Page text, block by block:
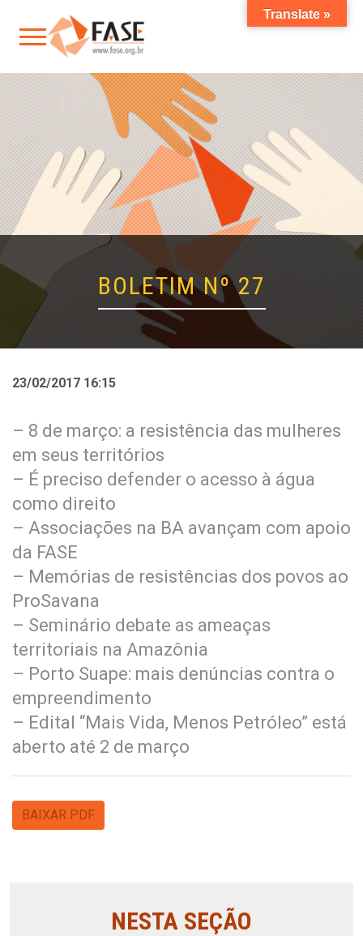
BOLETIM Nº 27
23/02/2017 16:15
– 8 de março: a resistência das mulheres
em seus territórios
– É preciso defender o acesso à água
como direito
– Associações na BA avançam com apoio
da FASE
– Memórias de resistências dos povos ao
ProSavana
– Seminário debate as ameaças
territoriais na Amazônia
– Porto Suape: mais denúncias contra o
empreendimento
– Edital “Mais Vida, Menos Petróleo” está
aberto até 2 de março
BAIXAR PDF
NESTA SEÇÃO
Translate »